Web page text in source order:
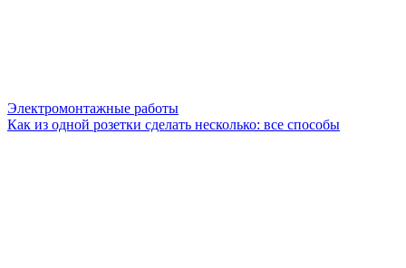
Электромонтажные работы
Как из одной розетки сделать несколько: все способы